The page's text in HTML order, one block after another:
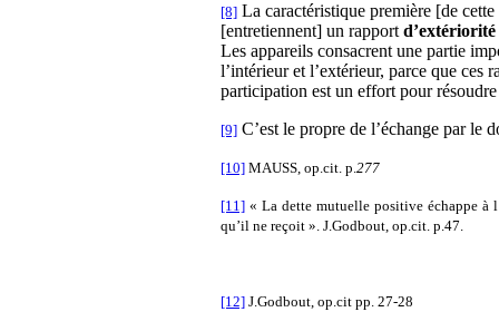
[8] La caractéristique première [de
[entretiennent] un rapport d’extériorité
Les appareils consacrent une partie
l’intérieur et l’extérieur, parce que ces
participation est un effort pour
[9] C’est le propre de l’échange par le
[10] MAUSS, op.cit. p.277
[11] « La dette mutuelle positive échappe à
qu’il ne reçoit ». J.Godbout, op.cit. p.47.
[12] J.Godbout, op.cit pp. 27-28